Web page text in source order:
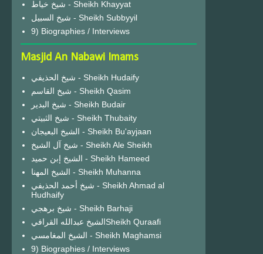
شيخ خياط - Sheikh Khayyat
شيخ السبيل - Sheikh Subbyyil
9) Biographies / Interviews
Masjid An Nabawi Imams
شيخ الحذيفي - Sheikh Hudaify
شيخ القاسم - Sheikh Qasim
شيخ البدير - Sheikh Budair
شيخ الثبيتي - Sheikh Thubaity
الشيخ البعيجان - Sheikh Bu'ayjaan
شيخ آل الشيخ - Sheikh Ale Sheikh
الشيخ إبن حميد - Sheikh Hameed
الشيخ المهنا - Sheikh Muhanna
شيخ أحمد الحذيفي - Sheikh Ahmad al
Hudhaify
شيخ برهجي - Sheikh Barhaji
الشيخ عبدالله القرافيSheikh Quraafi
الشيخ المغامسي - Sheikh Maghamsi
9) Biographies / Interviews